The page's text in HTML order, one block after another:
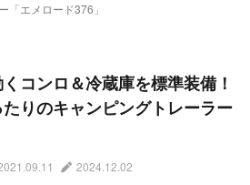
「エメロード376」
コンロ＆冷蔵庫を標準装備！
りのキャンピングトレーラー
2024.12.02